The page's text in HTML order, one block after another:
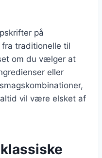
på
traditionelle til
om du vælger at
eller
vil være elsket af